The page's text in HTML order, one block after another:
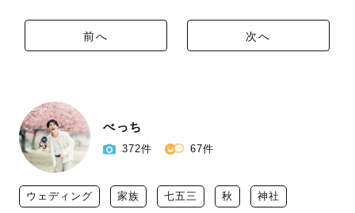
前へ 次へ
べっち
372件 67件
ウェディング 家族 七五三 秋 神社